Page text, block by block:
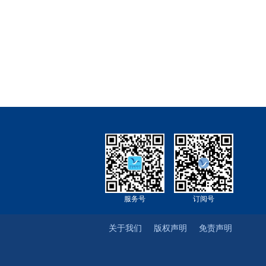
订阅号
服务号
免责声明
版权声明
关于我们